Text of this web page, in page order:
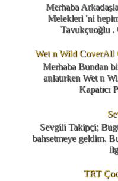
Merhaba
Melekleri 'ni
Tavukçuoğlu .
Wet n Wild CoverAll
Merhaba Bundan
anlatırken Wet n
Kapatıcı
Sevgili Takipçi;
bahsetmeye geldim.
TRT